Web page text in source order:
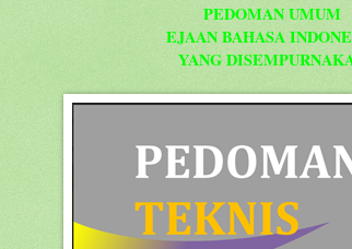
PEDOMAN UMUM
EJAAN BAHASA
YANG